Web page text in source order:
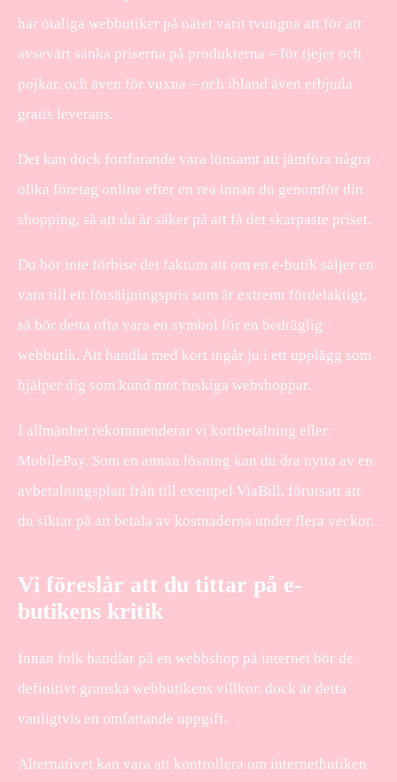
har otaliga webbutiker på nätet varit tvungna att för att
avsevärt sänka priserna på produkterna – för tjejer och
pojkar, och även för vuxna – och ibland även erbjuda
gratis leverans.
Det kan dock fortfarande vara lönsamt att jämföra några
olika företag online efter en rea innan du genomför din
shopping, så att du är säker på att få det skarpaste priset.
Du bör inte förbise det faktum att om en e-butik säljer en
vara till ett försäljningspris som är extremt fördelaktigt,
så bör detta ofta vara en symbol för en bedräglig
webbutik. Att handla med kort ingår ju i ett upplägg som
hjälper dig som kund mot fuskiga webshoppar.
I allmänhet rekommenderar vi kortbetalning eller
MobilePay. Som en annan lösning kan du dra nytta av en
avbetalningsplan från till exempel ViaBill, förutsatt att
du siktar på att betala av kostnaderna under flera veckor.
Vi föreslår att du tittar på e-
butikens kritik
Innan folk handlar på en webbshop på internet bör de
definitivt granska webbutikens villkor, dock är detta
vanligtvis en omfattande uppgift.
Alternativet kan vara att kontrollera om internetbutiken